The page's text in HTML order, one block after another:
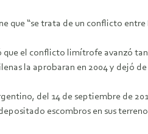
que “se trata de un conflicto
que el conflicto limítrofe avanzó
la aprobaran en 2004 y dejó
del 14 de septiembre de
escombros en sus